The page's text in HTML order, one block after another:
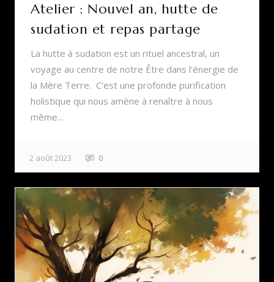
Atelier : Nouvel an, hutte de
sudation et repas partage
La hutte à sudation est un rituel ancestral, un
voyage au centre de notre Être dans l’énergie de
la Mère Terre. C’est une profonde purification
holistique qui nous amène à renaître à nous
même...
2 août 2023 0